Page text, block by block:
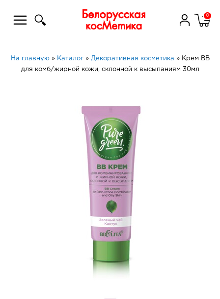
0
На главную» Каталог» Декоративная косметика » Крем ВВ
для комб/жирной кожи, склонной к высыпаниям 30мл